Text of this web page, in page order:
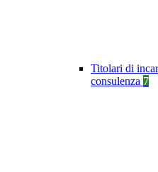
Titolari di
consulenza 7